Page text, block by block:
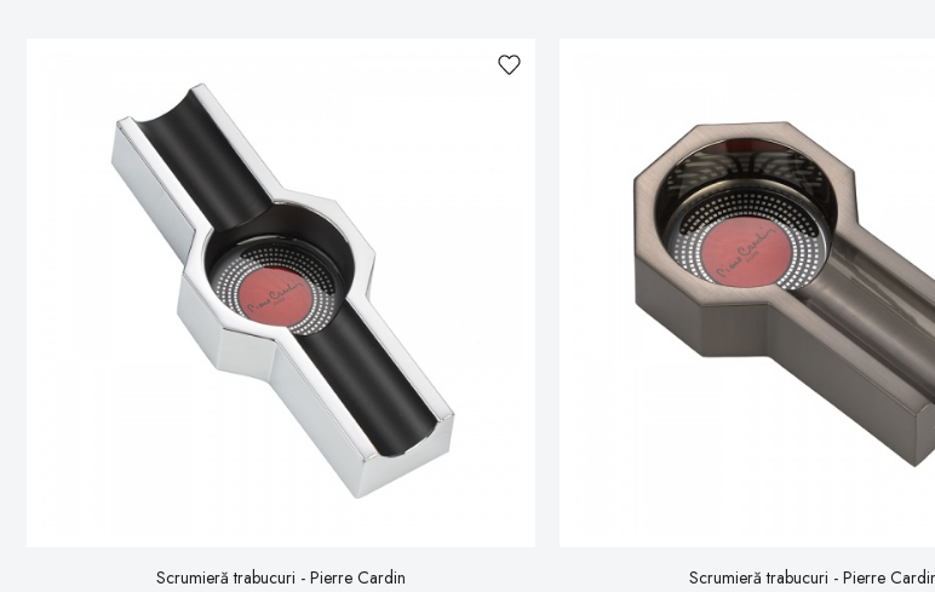
Scrumieră trabucuri - Pierre Cardin
Scrumieră trabucuri - Pierre